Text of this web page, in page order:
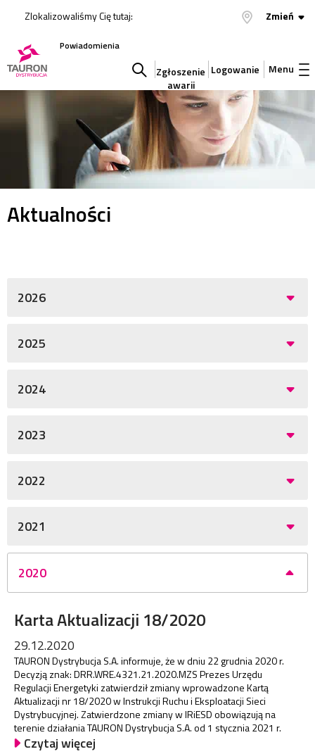
Zlokalizowaliśmy Cię tutaj: Zmień
Powiadomienia
Szukaj
w
serwisie
Zgłoszenie
awarii
Logowanie Menu
Aktualności
2026
2025
2024
2023
2022
2021
2020
Karta Aktualizacji 18/2020
29.12.2020
TAURON Dystrybucja S.A. informuje, że w dniu 22 grudnia 2020 r.
Decyzją znak: DRR.WRE.4321.21.2020.MZS Prezes Urzędu
Regulacji Energetyki zatwierdził zmiany wprowadzone Kartą
Aktualizacji nr 18/2020 w Instrukcji Ruchu i Eksploatacji Sieci
Dystrybucyjnej. Zatwierdzone zmiany w IRiESD obowiązują na
terenie działania TAURON Dystrybucja S.A. od 1 stycznia 2021 r.
Czytaj więcej